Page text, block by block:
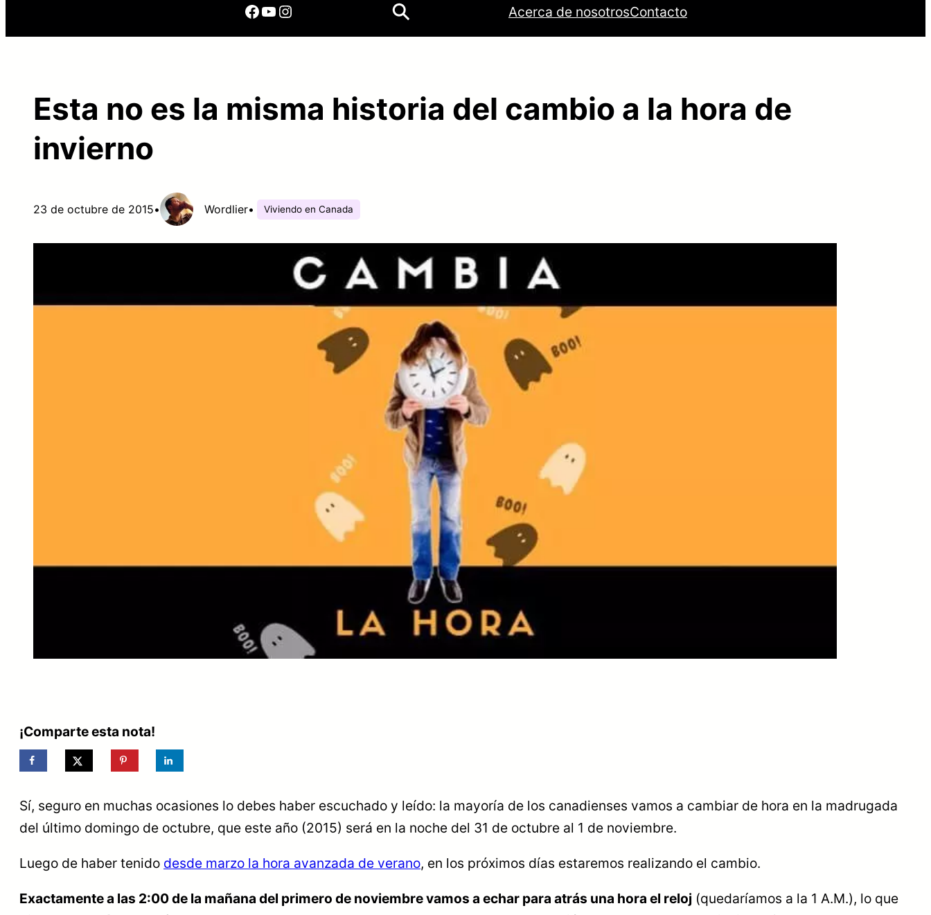
Facebook
YouTube
Instagram Acerca de nosotrosContacto
Esta no es la misma historia del cambio a la hora de
invierno
23 de octubre de 2015• Wordlier• Viviendo en Canada
¡Comparte esta nota!
Sí, seguro en muchas ocasiones lo debes haber escuchado y leído: la mayoría de los canadienses vamos a cambiar de hora en la madrugada
del último domingo de octubre, que este año (2015) será en la noche del 31 de octubre al 1 de noviembre.
Luego de haber tenido desde marzo la hora avanzada de verano, en los próximos días estaremos realizando el cambio.
Exactamente a las 2:00 de la mañana del primero de noviembre vamos a echar para atrás una hora el reloj (quedaríamos a la 1 A.M.), lo que